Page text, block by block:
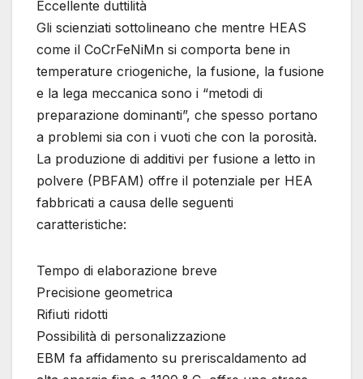
Eccellente duttilità
Gli scienziati sottolineano che mentre HEAS
come il CoCrFeNiMn si comporta bene in
temperature criogeniche, la fusione, la fusione
e la lega meccanica sono i “metodi di
preparazione dominanti”, che spesso portano
a problemi sia con i vuoti che con la porosità.
La produzione di additivi per fusione a letto in
polvere (PBFAM) offre il potenziale per HEA
fabbricati a causa delle seguenti
caratteristiche:
Tempo di elaborazione breve
Precisione geometrica
Rifiuti ridotti
Possibilità di personalizzazione
EBM fa affidamento su preriscaldamento ad